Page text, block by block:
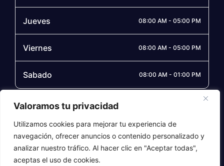
Valoramos tu privacidad
Utilizamos cookies para mejorar tu experiencia de
navegación, ofrecer anuncios o contenido personalizado y
analizar nuestro tráfico. Al hacer clic en "Aceptar todas",
aceptas el uso de cookies.
Jueves 08:00 AM - 05:00 PM
Viernes 08:00 AM - 05:00 PM
Sabado 08:00 AM - 01:00 PM
Síguenos
© 2026 Soleycon S.A.S., todos los derechos reservados,
diseñado porjavsdigital